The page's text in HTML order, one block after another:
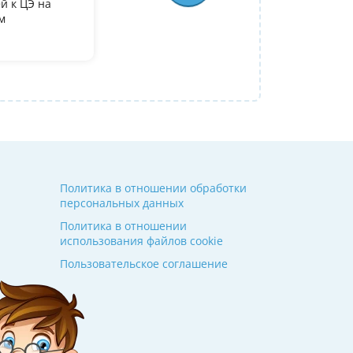
к ЦЭ на
По занятиям с Ларисой Степановной у
преподаватель, очень довольна, что
Политика в отношении обработки
персональных данных
Политика в отношении
использования файлов cookie
Пользовательское соглашение